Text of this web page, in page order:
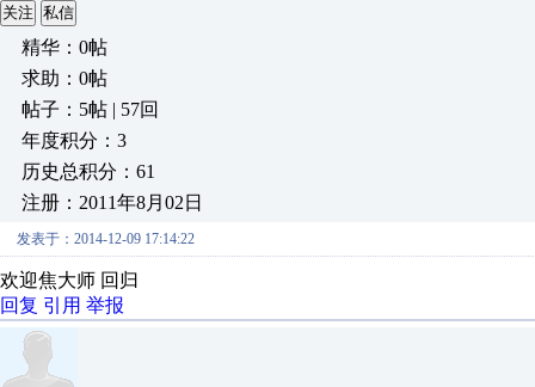
关注 私信
精华：0帖
求助：0帖
帖子：5帖 | 57回
年度积分：3
历史总积分：61
注册：2011年8月02日
发表于：2014-12-09 17:14:22
欢迎焦大师 回归
回复 引用 举报